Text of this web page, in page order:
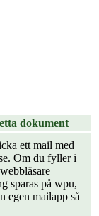
dokument
ett mail med
Om du fyller i
sparas på wpu,
egen mailapp så